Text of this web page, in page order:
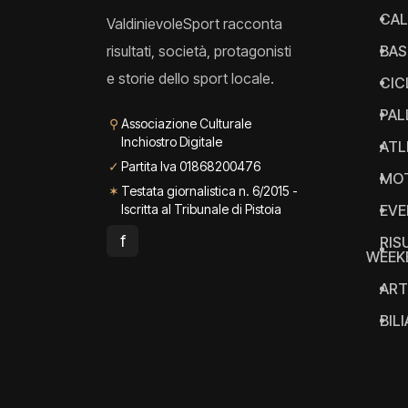
ValdinievoleSport racconta
risultati, società, protagonisti
e storie dello sport locale.
⚲ Associazione Culturale
Inchiostro Digitale
✓ Partita Iva 01868200476
✶ Testata giornalistica n. 6/2015 -
Iscritta al Tribunale di Pistoia
f